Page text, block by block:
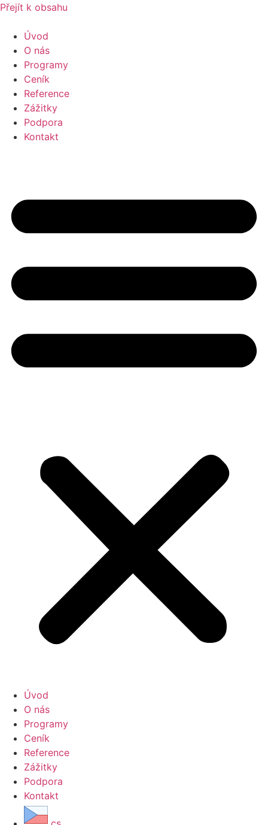
Přejít k obsahu
Úvod
O nás
Programy
Ceník
Reference
Zážitky
Podpora
Kontakt
Úvod
O nás
Programy
Ceník
Reference
Zážitky
Podpora
Kontakt